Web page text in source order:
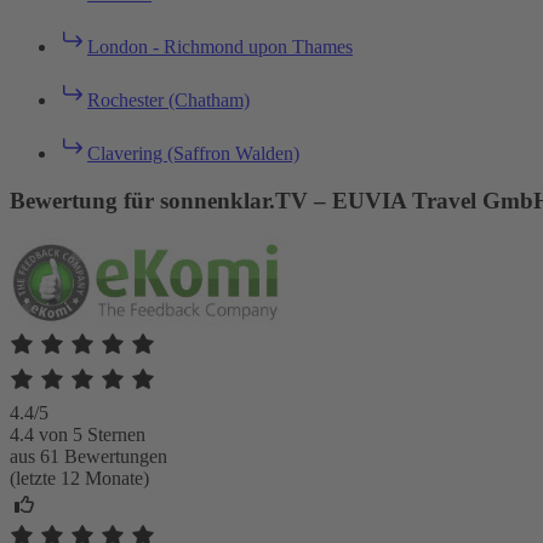
London - Richmond upon Thames
Rochester (Chatham)
Clavering (Saffron Walden)
Bewertung für sonnenklar.TV – EUVIA Travel
4.4/5
4.4 von 5 Sternen
aus 61 Bewertungen
(letzte 12 Monate)